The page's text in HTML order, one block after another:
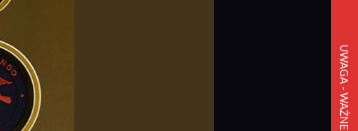
UWAGA - WAŻNE